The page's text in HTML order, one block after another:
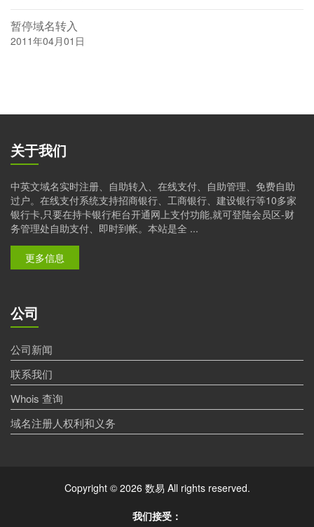
暂停域名转入
2011年04月01日
关于我们
中英文域名实时注册、自助转入、在线支付、自助管理、免费自助
过户。在线支付系统支持招商银行、工商银行、建设银行等10多家
银行卡,只要在持卡银行柜台开通网上支付功能,就可登陆会员区-财
务管理处自助支付、即时到帐。本站是全 ...
更多信息
公司
公司新闻
联系我们
Whois 查询
域名注册人权利和义务
Copyright © 2026 数易 All rights reserved.
我们接受：